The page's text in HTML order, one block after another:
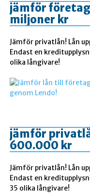
jämför
miljoner kr
Jämför privatlån! Lån
Endast en
olika långivare!
jämför
600.000 kr
Jämför privatlån! Lån
Endast en
35 olika långivare!